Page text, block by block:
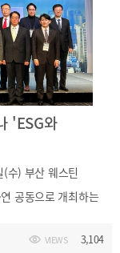
'ESG와
수) 부산 웨스틴
공동으로 개최하는
공사 등 국내
VIEWS 3,104